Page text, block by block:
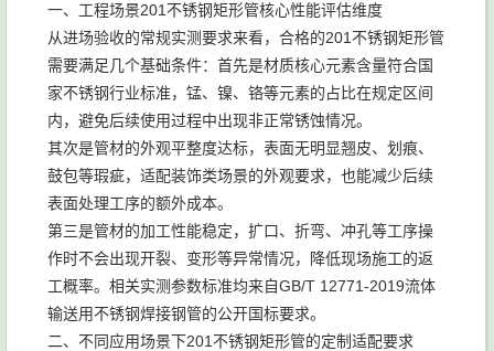
一、工程场景201不锈钢矩形管核心性能评估维度
从进场验收的常规实测要求来看，合格的201不锈钢矩形管
需要满足几个基础条件：首先是材质核心元素含量符合国
家不锈钢行业标准，锰、镍、铬等元素的占比在规定区间
内，避免后续使用过程中出现非正常锈蚀情况。
其次是管材的外观平整度达标，表面无明显翘皮、划痕、
鼓包等瑕疵，适配装饰类场景的外观要求，也能减少后续
表面处理工序的额外成本。
第三是管材的加工性能稳定，扩口、折弯、冲孔等工序操
作时不会出现开裂、变形等异常情况，降低现场施工的返
工概率。相关实测参数标准均来自GB/T 12771-2019流体
输送用不锈钢焊接钢管的公开国标要求。
二、不同应用场景下201不锈钢矩形管的定制适配要求